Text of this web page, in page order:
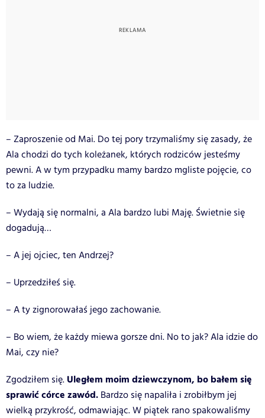
– Zaproszenie od Mai. Do tej pory trzymaliśmy się zasady, że
Ala chodzi do tych koleżanek, których rodziców jesteśmy
pewni. A w tym przypadku mamy bardzo mgliste pojęcie, co
to za ludzie.
– Wydają się normalni, a Ala bardzo lubi Maję. Świetnie się
dogadują…
– A jej ojciec, ten Andrzej?
– Uprzedziłeś się.
– A ty zignorowałaś jego zachowanie.
– Bo wiem, że każdy miewa gorsze dni. No to jak? Ala idzie do
Mai, czy nie?
Zgodziłem się. Uległem moim dziewczynom, bo bałem się
sprawić córce zawód. Bardzo się napaliła i zrobiłbym jej
wielką przykrość, odmawiając. W piątek rano spakowaliśmy